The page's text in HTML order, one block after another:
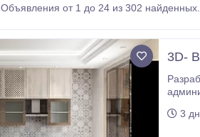
Объявления от 1 до 24 из 302 найденных.
3D-
Разработка Дизайн интерьера экстерьера и проектирование:
административных здании,
3